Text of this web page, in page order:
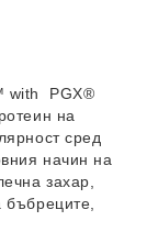
with PGX®
на
сред
начин на
захар,